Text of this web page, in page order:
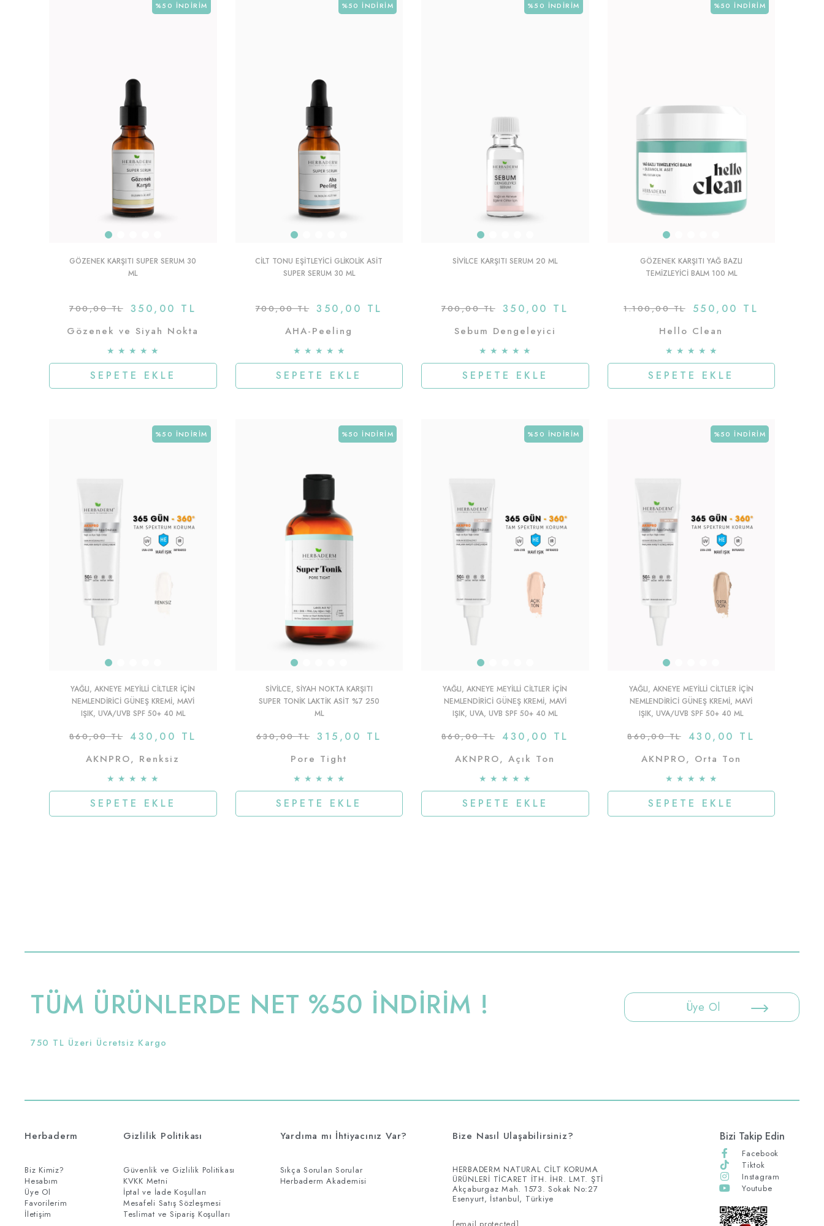
GÖZENEK KARŞITI SUPER SERUM 30
ML
350,00 TL
700,00 TL
Gözenek ve Siyah Nokta
Karşıtı
★ ★ ★ ★ ★
SEPETE EKLE
%50 İNDIRIM
CILT TONU EŞITLEYICI GLIKOLIK ASIT
SUPER SERUM 30 ML
350,00 TL
700,00 TL
AHA-Peeling
★ ★ ★ ★ ★
SEPETE EKLE
%50 İNDIRIM
SIVILCE KARŞITI SERUM 20 ML
350,00 TL
700,00 TL
Sebum Dengeleyici
★ ★ ★ ★ ★
SEPETE EKLE
%50 İNDIRIM
GÖZENEK KARŞITI YAĞ BAZLI
TEMIZLEYICI BALM 100 ML
550,00 TL
1.100,00 TL
Hello Clean
★ ★ ★ ★ ★
SEPETE EKLE
%50 İNDIRIM
YAĞLI, AKNEYE MEYILLI CILTLER IÇIN
NEMLENDIRICI GÜNEŞ KREMI, MAVI
IŞIK, UVA/UVB SPF 50+ 40 ML
430,00 TL
860,00 TL
AKNPRO, Renksiz
★ ★ ★ ★ ★
SEPETE EKLE
%50 İNDIRIM
SIVILCE, SIYAH NOKTA KARŞITI
SUPER TONIK LAKTIK ASIT %7 250
ML
315,00 TL
630,00 TL
Pore Tight
★ ★ ★ ★ ★
SEPETE EKLE
%50 İNDIRIM
YAĞLI, AKNEYE MEYILLI CILTLER IÇIN
NEMLENDIRICI GÜNEŞ KREMI, MAVI
IŞIK, UVA, UVB SPF 50+ 40 ML
430,00 TL
860,00 TL
AKNPRO, Açık Ton
★ ★ ★ ★ ★
SEPETE EKLE
%50 İNDIRIM
YAĞLI, AKNEYE MEYILLI CILTLER IÇIN
NEMLENDIRICI GÜNEŞ KREMI, MAVI
IŞIK, UVA/UVB SPF 50+ 40 ML
430,00 TL
860,00 TL
AKNPRO, Orta Ton
★ ★ ★ ★ ★
SEPETE EKLE
%50 İNDIRIM
TÜM ÜRÜNLERDE NET %50 İNDİRİM !
750 TL Üzeri Ücretsiz Kargo
Üye Ol
Herbaderm
Biz Kimiz?
Hesabım
Üye Ol
Favorilerim
İletişim
Gizlilik Politikası
Güvenlik ve Gizlilik Politikası
KVKK Metni
İptal ve İade Koşulları
Mesafeli Satış Sözleşmesi
Teslimat ve Sipariş Koşulları
Yardıma mı İhtiyacınız Var?
Sıkça Sorulan Sorular
Herbaderm Akademisi
Bize Nasıl Ulaşabilirsiniz?
HERBADERM NATURAL CİLT KORUMA
ÜRÜNLERİ TİCARET İTH. İHR. LMT. ŞTİ
Akçaburgaz Mah. 1573. Sokak No:27
Esenyurt, İstanbul, Türkiye
Bizi Takip Edin
Facebook
Tiktok
Instagram
Youtube